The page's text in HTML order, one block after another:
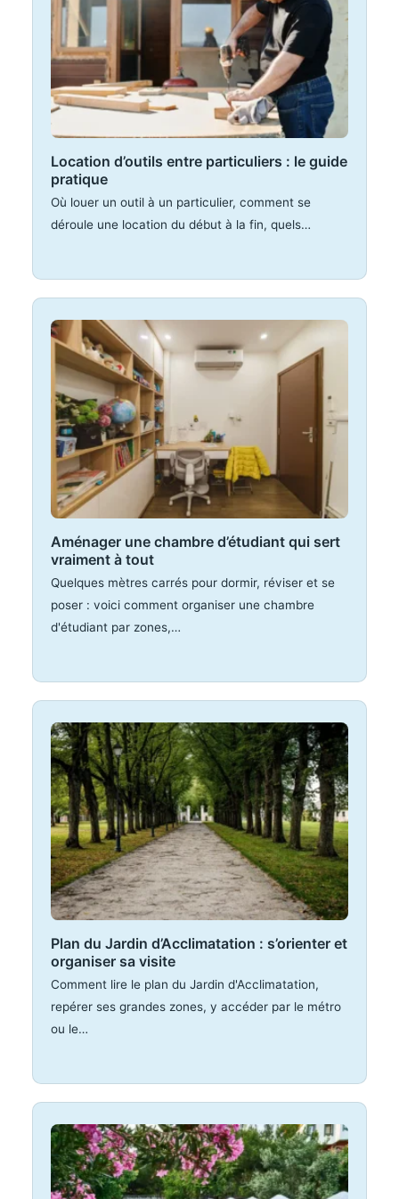
Location d’outils entre particuliers : le guide
pratique
Où louer un outil à un particulier, comment se
déroule une location du début à la fin, quels…
Aménager une chambre d’étudiant qui sert
vraiment à tout
Quelques mètres carrés pour dormir, réviser et se
poser : voici comment organiser une chambre
d'étudiant par zones,…
Plan du Jardin d’Acclimatation : s’orienter et
organiser sa visite
Comment lire le plan du Jardin d'Acclimatation,
repérer ses grandes zones, y accéder par le métro
ou le…